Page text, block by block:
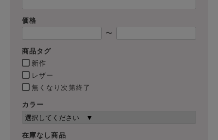
価格
〜
商品タグ
新作
レザー
無くなり次第終了
カラー
在庫なし商品